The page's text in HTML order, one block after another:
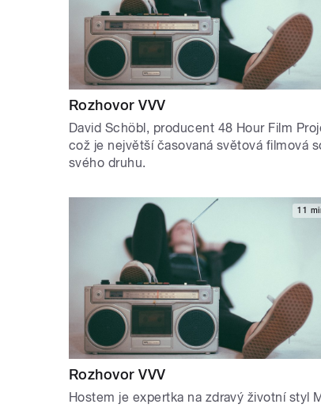
Rozhovor VVV
David Schöbl, producent 48 Hour Film
což je největší časovaná světová filmová
svého druhu.
11
Rozhovor VVV
Hostem je expertka na zdravý životní styl